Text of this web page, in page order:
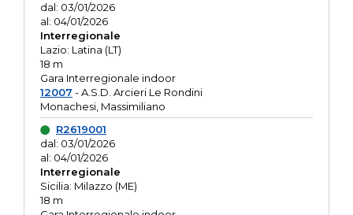
dal: 03/01/2026
al: 04/01/2026
Interregionale
Lazio: Latina (LT)
18 m
Gara Interregionale indoor
12007 - A.S.D. Arcieri Le Rondini
Monachesi, Massimiliano
R2619001
dal: 03/01/2026
al: 04/01/2026
Interregionale
Sicilia: Milazzo (ME)
18 m